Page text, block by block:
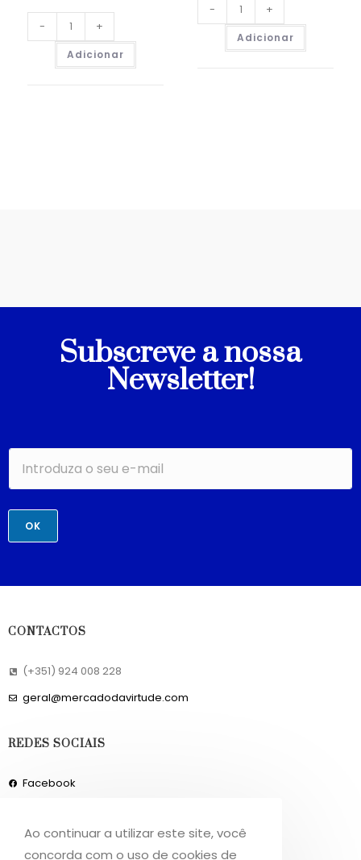
- +
Adicionar
- +
Adicionar
Subscreve a nossa
Newsletter!
OK
CONTACTOS
(+351) 924 008 228
geral@mercadodavirtude.com
REDES SOCIAIS
Facebook
INFORMAÇÕES
Ao continuar a utilizar este site, você
concorda com o uso de cookies de